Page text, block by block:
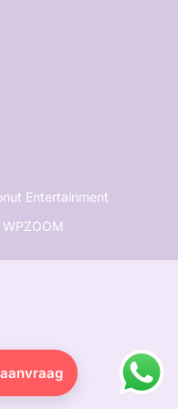
Entertainment
WPZOOM